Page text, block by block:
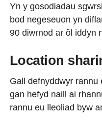
Yn y gosodiadau
bod negeseuon yn
90 diwrnod ar ôl iddyn
Location
Gall defnyddwyr rannu
gan hefyd naill ai
rannu eu lleoliad byw